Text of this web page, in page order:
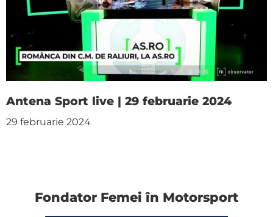
Antena Sport live | 29 februarie 2024
29 februarie 2024
Fondator Femei în Motorsport